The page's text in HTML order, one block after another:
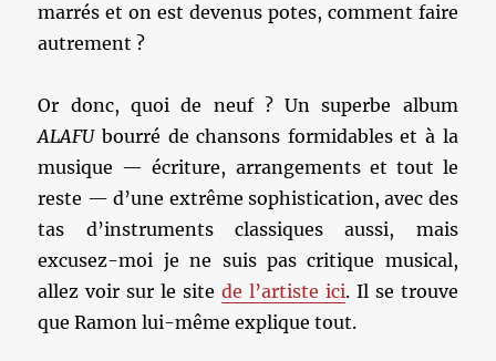
marrés et on est devenus potes, comment faire
autrement ?
Or donc, quoi de neuf ? Un superbe album
ALAFUbourré de chansons formidables et à la
musique — écriture, arrangements et tout le
reste — d’une extrême sophistication, avec des
tas d’instruments classiques aussi, mais
excusez-moi je ne suis pas critique musical,
allez voir sur le site de l’artiste ici. Il se trouve
que Ramon lui-même explique tout.